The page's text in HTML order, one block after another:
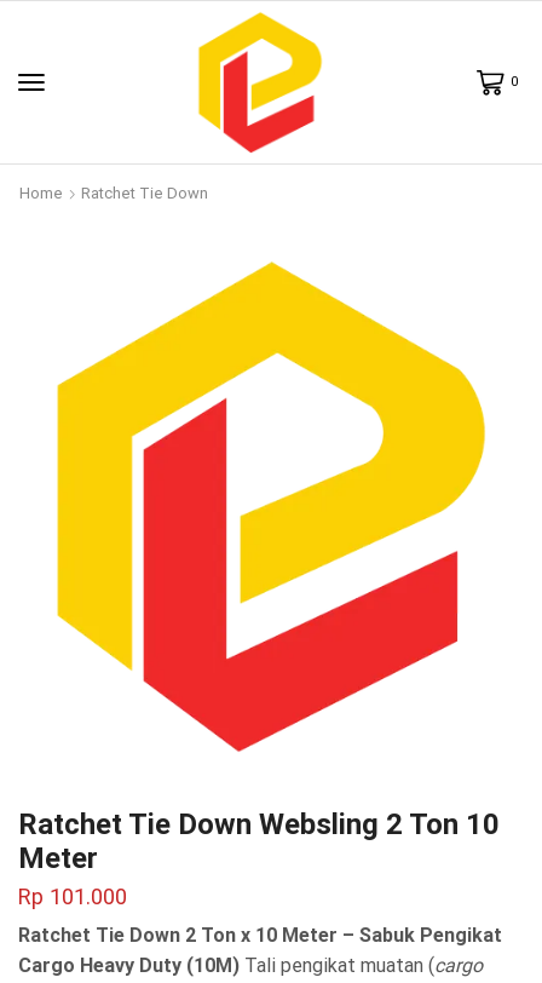
0
Home Ratchet Tie Down
Ratchet Tie Down Websling 2 Ton 10
Meter
Rp 101.000
Ratchet Tie Down 2 Ton x 10 Meter – Sabuk Pengikat
Cargo Heavy Duty (10M) Tali pengikat muatan (cargo